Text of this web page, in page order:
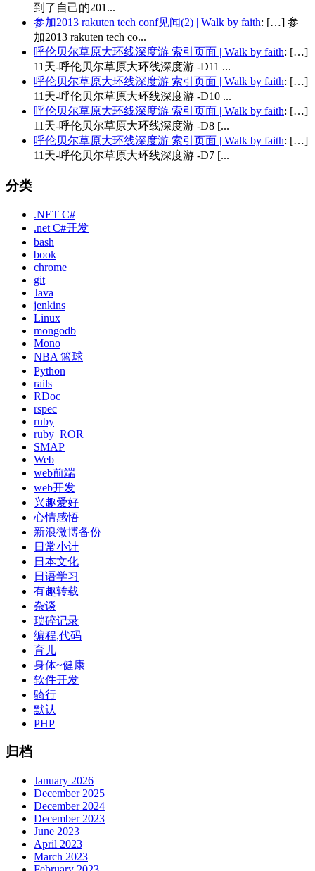
到了自己的201...
参加2013 rakuten tech conf见闻(2) | Walk by faith: […] 参
加2013 rakuten tech co...
呼伦贝尔草原大环线深度游 索引页面 | Walk by faith: […]
11天-呼伦贝尔草原大环线深度游 -D11 ...
呼伦贝尔草原大环线深度游 索引页面 | Walk by faith: […]
11天-呼伦贝尔草原大环线深度游 -D10 ...
呼伦贝尔草原大环线深度游 索引页面 | Walk by faith: […]
11天-呼伦贝尔草原大环线深度游 -D8 [...
呼伦贝尔草原大环线深度游 索引页面 | Walk by faith: […]
11天-呼伦贝尔草原大环线深度游 -D7 [...
分类
.NET C#
.net C#开发
bash
book
chrome
git
Java
jenkins
Linux
mongodb
Mono
NBA 篮球
Python
rails
RDoc
rspec
ruby
ruby_ROR
SMAP
Web
web前端
web开发
兴趣爱好
心情感悟
新浪微博备份
日常小计
日本文化
日语学习
有趣转载
杂谈
琐碎记录
编程,代码
育儿
身体~健康
软件开发
骑行
默认
PHP
归档
January 2026
December 2025
December 2024
December 2023
June 2023
April 2023
March 2023